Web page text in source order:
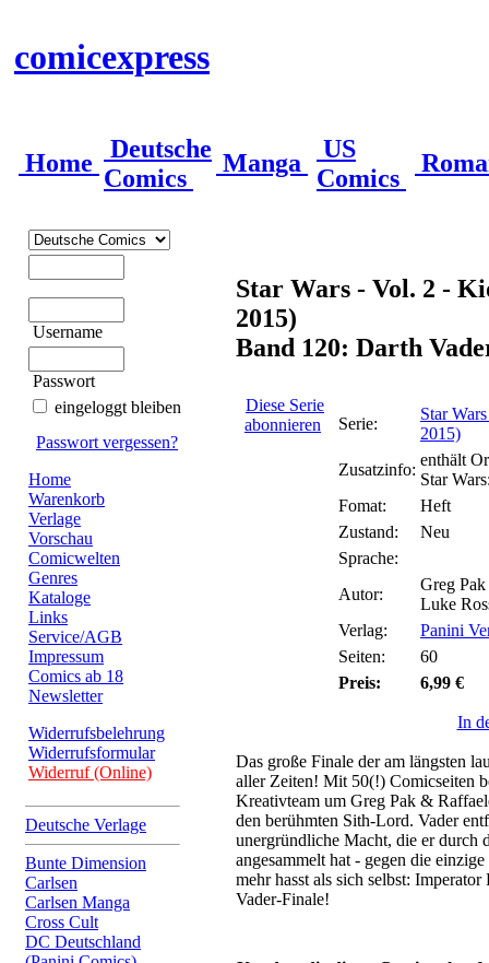
comicexpress
Home
Deutsche
Comics
Manga
US
Comics
Username
Passwort
eingeloggt bleiben
Passwort vergessen?
Home
Warenkorb
Verlage
Vorschau
Comicwelten
Genres
Kataloge
Links
Service/AGB
Impressum
Comics ab 18
Newsletter
Widerrufsbelehrung
Widerrufsformular
Widerruf (Online)
Deutsche Verlage
Bunte Dimension
Carlsen
Carlsen Manga
Cross Cult
DC Deutschland
Star Wars - Vol. 2 -
2015)
Band 120: Darth
Diese Serie
abonnieren
Serie:
Star
2015)
Zusatzinfo:
enthält
Star
Fomat:
Heft
Zustand:
Neu
Sprache:
Autor:
Greg
Luke
Verlag:
Panini
Seiten:
60
Preis:
6,99 €
In
Das große Finale der am längsten
aller Zeiten! Mit 50(!) Comicseiten
Kreativteam um Greg Pak &
den berühmten Sith-Lord. Vader
unergründliche Macht, die er durch
angesammelt hat - gegen die
mehr hasst als sich selbst:
Vader-Finale!